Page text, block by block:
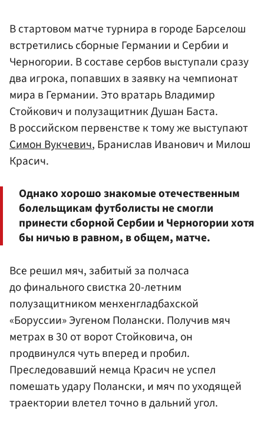
В стартовом матче турнира в городе Барселош
встретились сборные Германии и Сербии и
Черногории. В составе сербов выступали сразу
два игрока, попавших в заявку на чемпионат
мира в Германии. Это вратарь Владимир
Стойкович и полузащитник Душан Баста.
В российском первенстве к тому же выступают
Симон Вукчевич, Бранислав Иванович и Милош
Красич.
Однако хорошо знакомые отечественным
болельщикам футболисты не смогли
принести сборной Сербии и Черногории хотя
бы ничью в равном, в общем, матче.
Все решил мяч, забитый за полчаса
до финального свистка 20-летним
полузащитником менхенгладбахской
«Боруссии» Эугеном Полански. Получив мяч
метрах в 30 от ворот Стойковича, он
продвинулся чуть вперед и пробил.
Преследовавший немца Красич не успел
помешать удару Полански, и мяч по уходящей
траектории влетел точно в дальний угол.